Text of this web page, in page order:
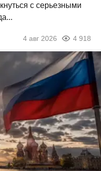
с серьезными
4 авг 2026 4 918